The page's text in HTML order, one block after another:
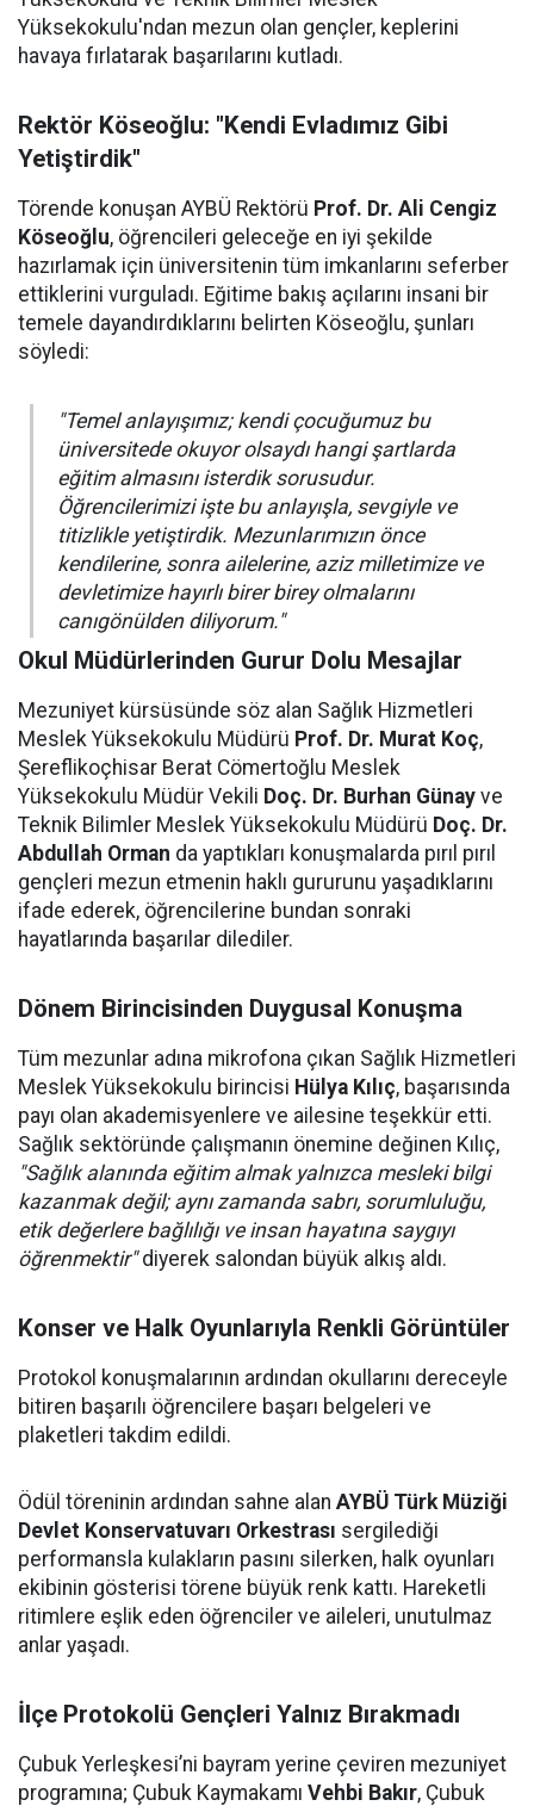
Yüksekokulu'ndan mezun olan gençler, keplerini
havaya fırlatarak başarılarını kutladı.
Rektör Köseoğlu: "Kendi Evladımız Gibi
Yetiştirdik"
Törende konuşan AYBÜ Rektörü Prof. Dr. Ali Cengiz
Köseoğlu, öğrencileri geleceğe en iyi şekilde
hazırlamak için üniversitenin tüm imkanlarını seferber
ettiklerini vurguladı. Eğitime bakış açılarını insani bir
temele dayandırdıklarını belirten Köseoğlu, şunları
söyledi:
"Temel anlayışımız; kendi çocuğumuz bu
üniversitede okuyor olsaydı hangi şartlarda
eğitim almasını isterdik sorusudur.
Öğrencilerimizi işte bu anlayışla, sevgiyle ve
titizlikle yetiştirdik. Mezunlarımızın önce
kendilerine, sonra ailelerine, aziz milletimize ve
devletimize hayırlı birer birey olmalarını
canıgönülden diliyorum."
Okul Müdürlerinden Gurur Dolu Mesajlar
Mezuniyet kürsüsünde söz alan Sağlık Hizmetleri
Meslek Yüksekokulu Müdürü Prof. Dr. Murat Koç,
Şereflikoçhisar Berat Cömertoğlu Meslek
Yüksekokulu Müdür Vekili Doç. Dr. Burhan Günay ve
Teknik Bilimler Meslek Yüksekokulu Müdürü Doç. Dr.
Abdullah Orman da yaptıkları konuşmalarda pırıl pırıl
gençleri mezun etmenin haklı gururunu yaşadıklarını
ifade ederek, öğrencilerine bundan sonraki
hayatlarında başarılar dilediler.
Dönem Birincisinden Duygusal Konuşma
Tüm mezunlar adına mikrofona çıkan Sağlık Hizmetleri
Meslek Yüksekokulu birincisi Hülya Kılıç, başarısında
payı olan akademisyenlere ve ailesine teşekkür etti.
Sağlık sektöründe çalışmanın önemine değinen Kılıç,
"Sağlık alanında eğitim almak yalnızca mesleki bilgi
kazanmak değil; aynı zamanda sabrı, sorumluluğu,
etik değerlere bağlılığı ve insan hayatına saygıyı
öğrenmektir"diyerek salondan büyük alkış aldı.
Konser ve Halk Oyunlarıyla Renkli Görüntüler
Protokol konuşmalarının ardından okullarını dereceyle
bitiren başarılı öğrencilere başarı belgeleri ve
plaketleri takdim edildi.
Ödül töreninin ardından sahne alan AYBÜ Türk Müziği
Devlet Konservatuvarı Orkestrası sergilediği
performansla kulakların pasını silerken, halk oyunları
ekibinin gösterisi törene büyük renk kattı. Hareketli
ritimlere eşlik eden öğrenciler ve aileleri, unutulmaz
anlar yaşadı.
İlçe Protokolü Gençleri Yalnız Bırakmadı
Çubuk Yerleşkesi’ni bayram yerine çeviren mezuniyet
programına; Çubuk Kaymakamı Vehbi Bakır, Çubuk